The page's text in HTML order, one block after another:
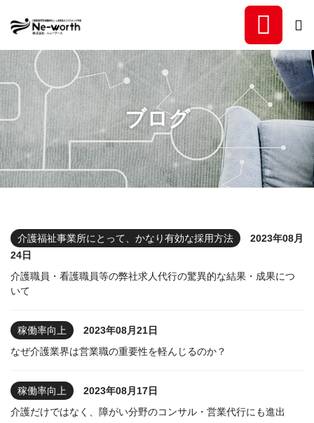
福祉事業所専門の稼働
ブログ
介護福祉事業所にとって、かなり有効な採用方法
2023年08月
24日
介護職員・看護職員等の弊社求人代行の驚異的な結果・成果につ
いて
稼働率向上
2023年08月21日
なぜ介護業界は営業職の重要性を軽んじるのか？
稼働率向上
2023年08月17日
介護だけではなく、障がい分野のコンサル・営業代行にも進出